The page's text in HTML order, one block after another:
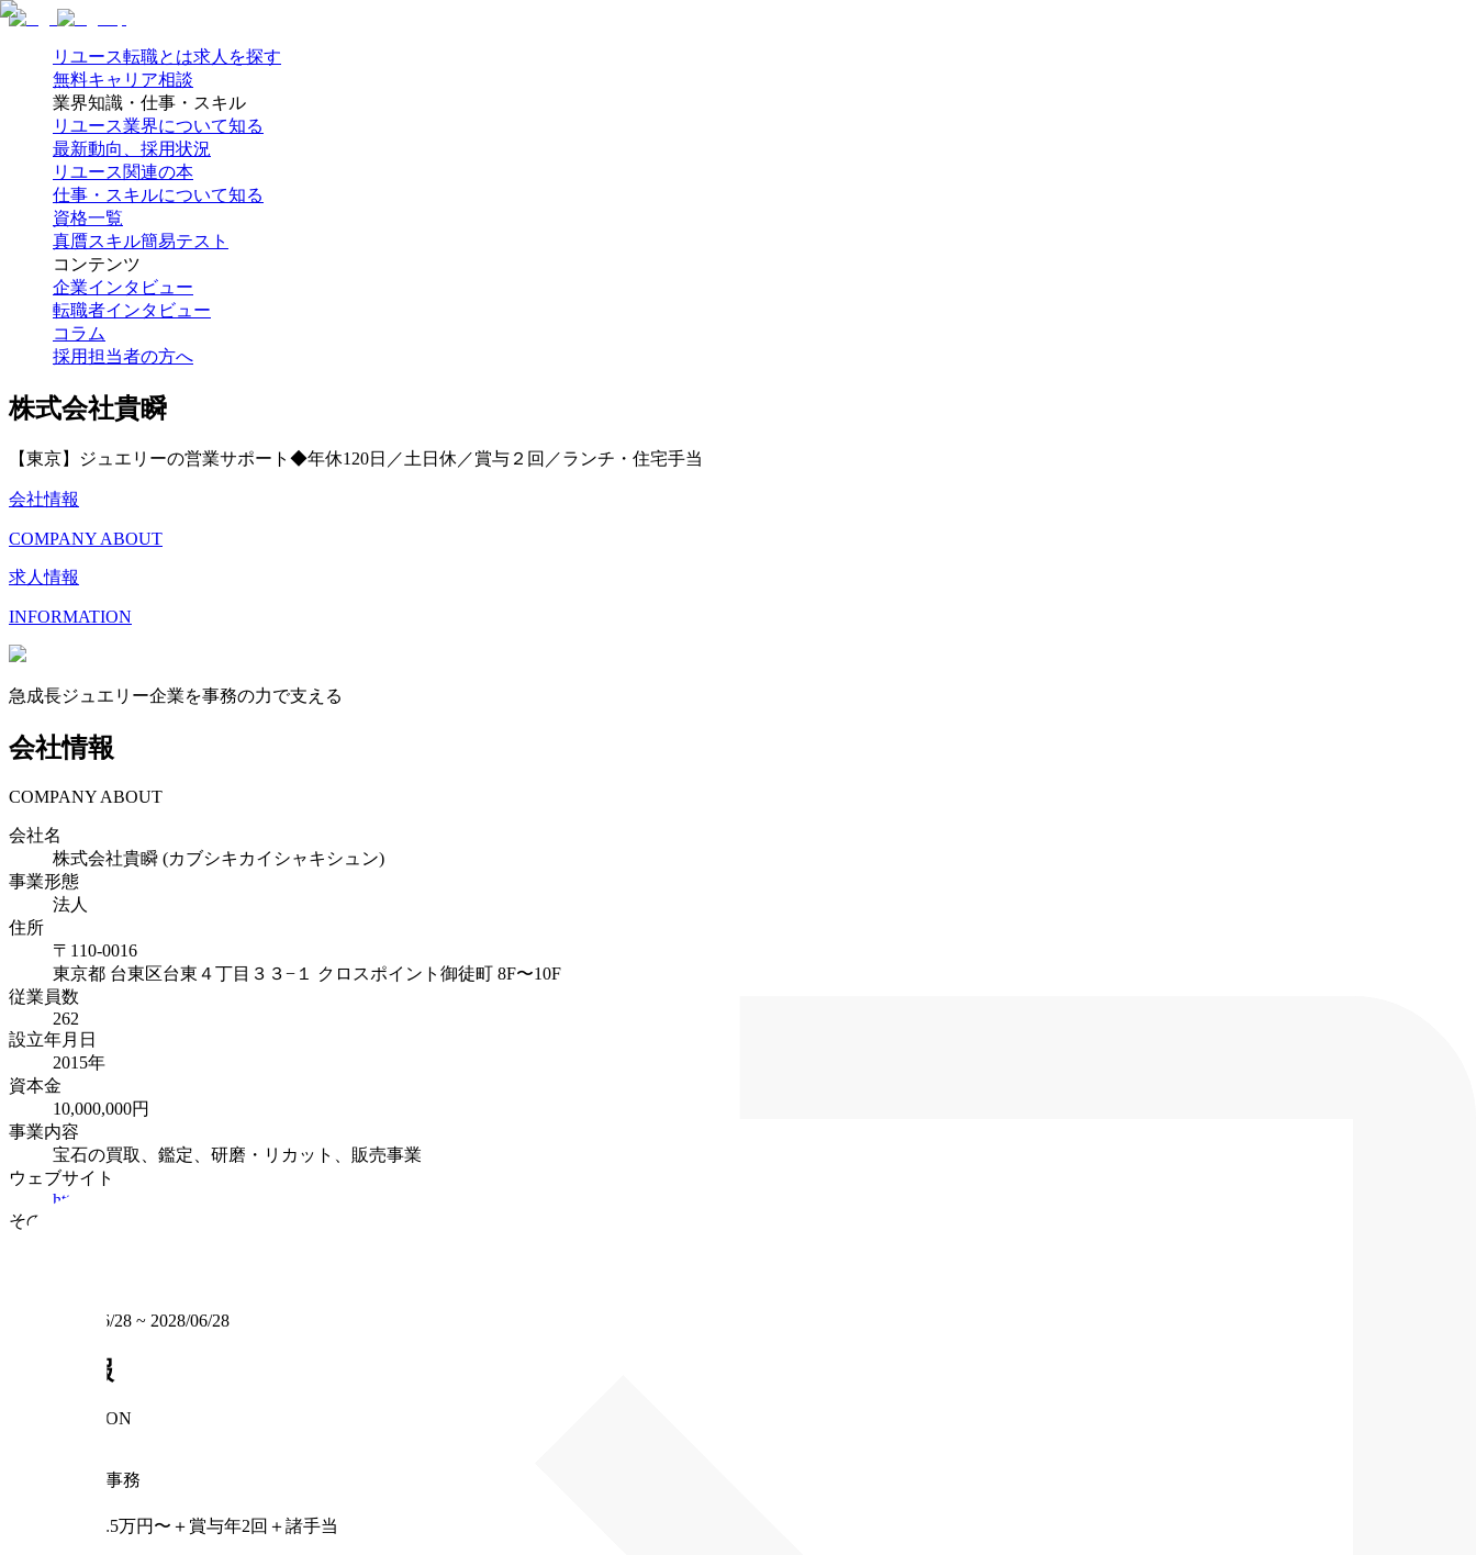
リユース転職とは求人を探す
無料キャリア相談
業界知識・仕事・スキル
リユース業界について知る
最新動向、採用状況
リユース関連の本
仕事・スキルについて知る
資格一覧
真贋スキル簡易テスト
コンテンツ
企業インタビュー
転職者インタビュー
コラム
採用担当者の方へ
株式会社貴瞬
【東京】ジュエリーの営業サポート◆年休120日／土日休／賞与２回／ランチ・住宅手当
会社情報
COMPANY ABOUT
求人情報
INFORMATION
急成長ジュエリー企業を事務の力で支える
会社情報
COMPANY ABOUT
会社名
株式会社貴瞬 (カブシキカイシャキシュン)
事業形態
法人
住所
〒 110-0016
東京都 台東区台東４丁目３３−１ クロスポイント御徒町 8F〜10F
従業員数
262
設立年月日
2015年
資本金
10,000,000円
事業内容
宝石の買取、鑑定、研磨・リカット、販売事業
ウェブサイト
https://kishun.co.jp/corporate/
その他ウェブサイト
2026/06/28 ~ 2028/06/28
求人情報
INFORMATION
管理・事務
月給23.5万円〜＋賞与年2回＋諸手当